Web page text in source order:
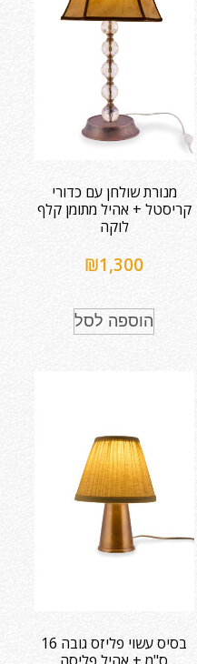
מנורת שולחן עם כדורי
קריסטל + אהיל מתומן קלף
לוקה
₪1,300
הוספה לסל
בסיס עשוי פליזס גובה 16